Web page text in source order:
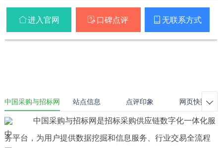
进入官网  口碑点评  无联系方式
中国采购与招标网 站点信息 点评印象 网页快照
中国采购与招标网是招标采购供应链数字化一体化服
务平台，为用户提供数据挖掘和信息服务、行业交易全流程